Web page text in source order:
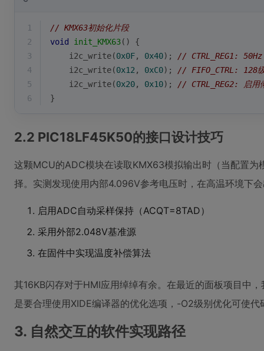
1
// KMX63初始化片段
2
void init_KMX63()
{
3
    i2c_write(
0x0F, 0x40); // CTRL_REG1:
4
    i2c_write(
0x12 , 0xC0); // FIFO_CTRL: 128
5
    i2c_write(
0x20, 0x10); // CTRL_REG2: 启用
6
}
2.2 PIC18LF45K50的接口设计技巧
这颗MCU的ADC模块在读取KMX63模拟输出时（当配置为
择。实测发现使用内部4.096V参考电压时，在高温环境下
启用ADC自动采样保持（ACQT=8TAD）
采用外部2.048V基准源
在固件中实现温度补偿算法
其16KB闪存对于HMI应用绰绰有余。在最近的面板项目中
是要合理使用XIDE编译器的优化选项，-O2级别优化可使
3. 自然交互的软件实现路径